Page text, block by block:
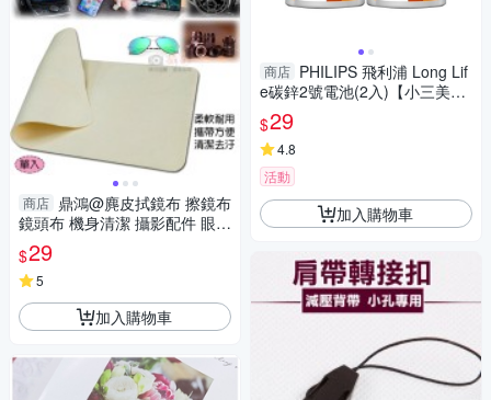
商店 鼎鴻@麂皮拭鏡布 擦鏡布
鏡頭布 機身清潔 攝影配件 眼鏡
布 筆電 除塵擦拭布 超細纖維布
$29
5
加入購物車
商店 PHILIPS 飛利浦 Long Lif
e碳鋅2號電池(2入)【小三美
日】※禁空運 DS009914 手電
筒 防災 AA
$29
4.8
活動
加入購物車